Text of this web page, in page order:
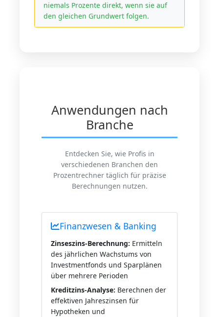
niemals Prozente direkt, wenn sie auf
den gleichen Grundwert folgen.
Anwendungen nach
Branche
Entdecken Sie, wie Profis in
verschiedenen Branchen den
Prozentrechner täglich für präzise
Berechnungen nutzen.
Finanzwesen & Banking
Zinseszins-Berechnung: Ermitteln
des jährlichen Wachstums von
Investmentfonds und Sparplänen
über mehrere Perioden
Kreditzins-Analyse: Berechnen der
effektiven Jahreszinsen für
Hypotheken und